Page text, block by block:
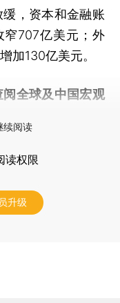
，资本和金融账
窄707亿美元；外
加130亿美元。
阅全球及中国宏观
续阅读
读权限
升级